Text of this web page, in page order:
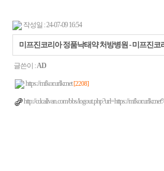
작성일 : 24-07-09 16:54
미프진코리아 정품낙태약 처방병원 - 미프진
글쓴이 :AD
https://mfkor.urlkr.net [2208]
http://cdcallvan.com/bbs/logout.php?url=https://